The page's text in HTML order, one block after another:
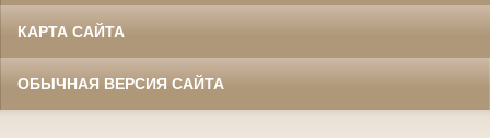
КАРТА САЙТА
ОБЫЧНАЯ ВЕРСИЯ САЙТА